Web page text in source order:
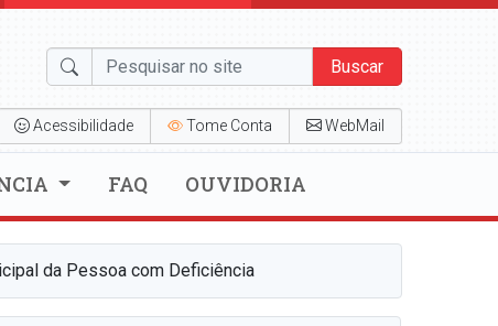
Buscar
Acessibilidade Tome Conta WebMail
FAQ OUVIDORIA
da Pessoa com Deficiência